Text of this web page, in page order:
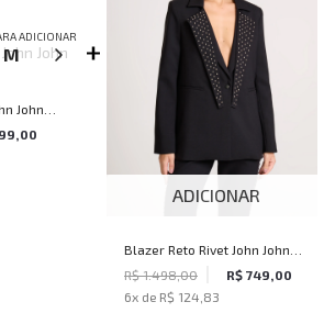
ADICIONAR
M G
John
ADICIONAR
Blazer Reto Rivet John John
Feminino
R$ 1.498,00
R$ 749,00
6x de R$ 124,83